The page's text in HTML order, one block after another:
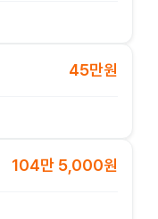
45만원
104만 5,000원